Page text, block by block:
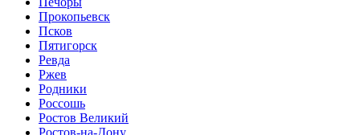
Прокопьевск
Псков
Пятигорск
Ревда
Ржев
Родники
Россошь
Ростов Великий
Ростов-на-Дону